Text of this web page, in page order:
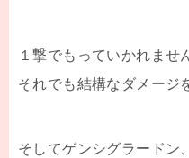
１撃でもっていかれませ
それでも結構なダメージ
そしてゲンシグラードン、